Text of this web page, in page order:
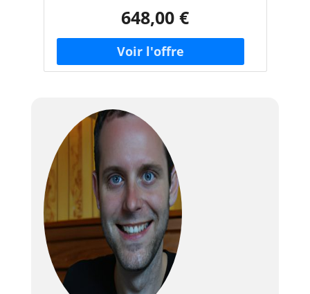
648,00 €